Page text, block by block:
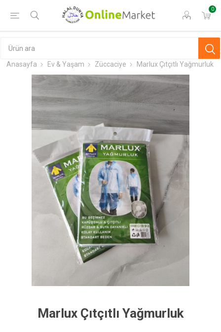
0
Anasayfa Ev & Yaşam Züccaciye Marlux Çıtçıtlı Yağmurluk
Marlux Çıtçıtlı Yağmurluk